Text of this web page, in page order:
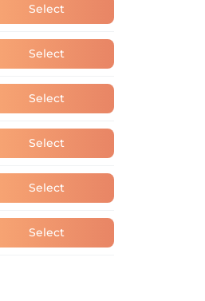
Select
Select
Select
Select
Select
Select